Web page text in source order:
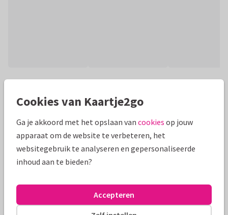
Leuke fotokaart met 6 fotos, een aanpasbare tekst en
gouden hartjes en sterren! (geen folie). Leuk voor zomaar of
bijvoorbeeld een verjaardag!
Alle kaarten zijn helemaal naar wens aan te passen
Formaten en prijzen
Cookies van Kaartje2go
Ga je akkoord met het opslaan van cookies op jouw
apparaat om de website te verbeteren, het
websitegebruik te analyseren en gepersonaliseerde
inhoud aan te bieden?
Accepteren